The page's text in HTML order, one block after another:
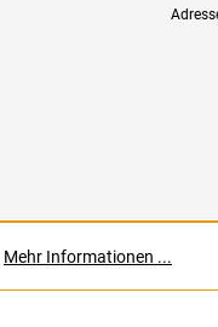
Mehr Informationen ...